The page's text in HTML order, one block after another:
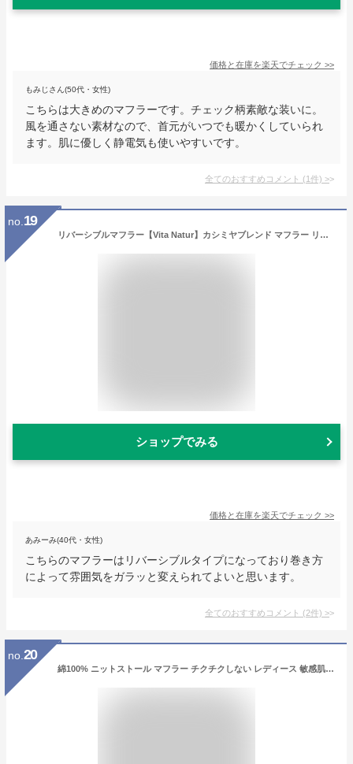
価格と在庫を楽天でチェック >>
もみじさん(50代・女性)
こちらは大きめのマフラーです。チェック柄素敵な装いに。
風を通さない素材なので、首元がいつでも暖かくしていられ
ます。肌に優しく静電気も使いやすいです。
全てのおすすめコメント (1件) >
no. 19
リバーシブルマフラー【Vita Natur】カシミヤブレンド マフラー リバーシブルマフラー 30cm幅 ウール95% カシミヤ5% マフラー チェック 無地 ストライプ リバーマフラー ウール 30cm x 180cm カシミヤブレンド メンズ ストール 冷房対策 秋 パーティー
ショップでみる
価格と在庫を楽天でチェック >>
あみーみ(40代・女性)
こちらのマフラーはリバーシブルタイプになっており巻き方
によって雰囲気をガラッと変えられてよいと思います。
全てのおすすめコメント (2件) >
no. 20
綿100% ニットストール マフラー チクチクしない レディース 敏感肌 コットン ストール 中判 静電気が起きにくい アトピー 無地 シンプル 黒 ブラック プレゼント ギフト 寒冷 蕁麻疹 メンズ 学生 キッズ お揃い 秋冬 春 敬老の日 送料無料 【コットン100％ニットストール】